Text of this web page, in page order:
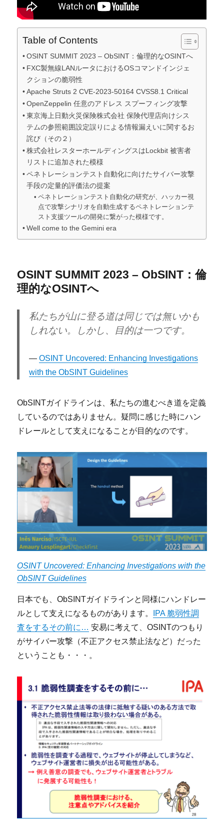
Table of Contents
OSINT SUMMIT 2023 – ObSINT：倫理的なOSINTへ
FXC製無線LANルータにおけるOSコマンドインジェ
クションの脆弱性
Apache Struts 2 CVE-2023-50164 CVSS8.1 Critical
OpenZeppelin 任意のアドレス スプーフィング攻撃
東京海上日動火災保険株式会社 保険代理店向けシス
テムの参照範囲設定誤りによる情報漏えいに関するお
詫び（その２）
株式会社レスターホールディングスはLockbit 被害者
リストに追加された模様
ペネトレーションテスト自動化に向けたサイバー攻撃
手段の定量的評価法の提案
ペネトレーションテスト自動化の研究が、ハッカー視
点で攻撃シナリオを自動生成するペネトレーションテ
スト支援ツールの開発に繋がった模様です。
Well come to the Gemini era
OSINT SUMMIT 2023 – ObSINT：倫
理的なOSINTへ
私たちが山に登る道は同じでは無いかも
しれない。しかし、目的は一つです。
OSINT Uncovered: Enhancing Investigations
with the ObSINT Guidelines
ObSINTガイドラインは、私たちの進むべき道を定義
しているのではありません。疑問に感じた時にハン
ドレールとして支えになることが目的なのです。
OSINT Uncovered: Enhancing Investigations with the
ObSINT Guidelines
日本でも、ObSINTガイドラインと同様にハンドレー
ルとして支えになるものがあります。
IPA 脆弱性調
査をするその前に… 安易に考えて、OSINTのつもり
がサイバー攻撃（不正アクセス禁止法など）だった
ということも・・・。